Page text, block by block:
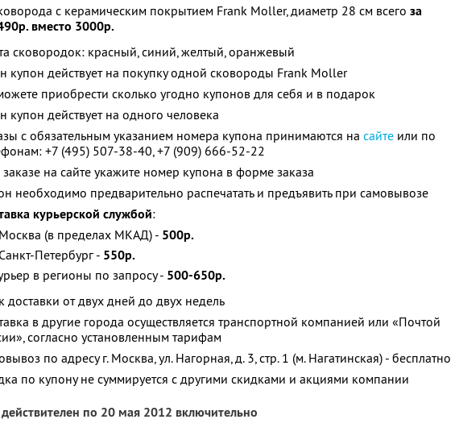
с керамическим покрытием Frank Moller, диаметр 28 см всего за
вместо 3000р.
сковородок: красный, синий, желтый, оранжевый
купон действует на покупку одной сковороды Frank Moller
приобрести сколько угодно купонов для себя и в подарок
купон действует на одного человека
с обязательным указанием номера купона принимаются на сайте или по
+7 (495) 507-38-40, +7 (909) 666-52-22
на сайте укажите номер купона в форме заказа
необходимо предварительно распечатать и предъявить при самовывозе
курьерской службой:
Москва (в пределах МКАД) - 500р.
Петербург - 550р.
в регионы по запросу - 500-650р.
доставки от двух дней до двух недель
в другие города осуществляется транспортной компанией или «Почтой
согласно установленным тарифам
по адресу г. Москва, ул. Нагорная, д. 3, стр. 1 (м. Нагатинская) - бесплатно
по купону не суммируется с другими скидками и акциями компании
по 20 мая 2012 включительно